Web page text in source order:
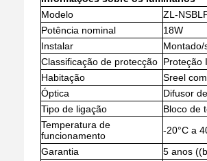
Modelo
ZL-
Potência nominal
18W
Instalar
Classificação de protecção Proteção
Habitação
Sreel
Óptica
Difusor
Tipo de ligação
Bloco de
Temperatura de
funcionamento
-20°C a
Garantia
5 anos